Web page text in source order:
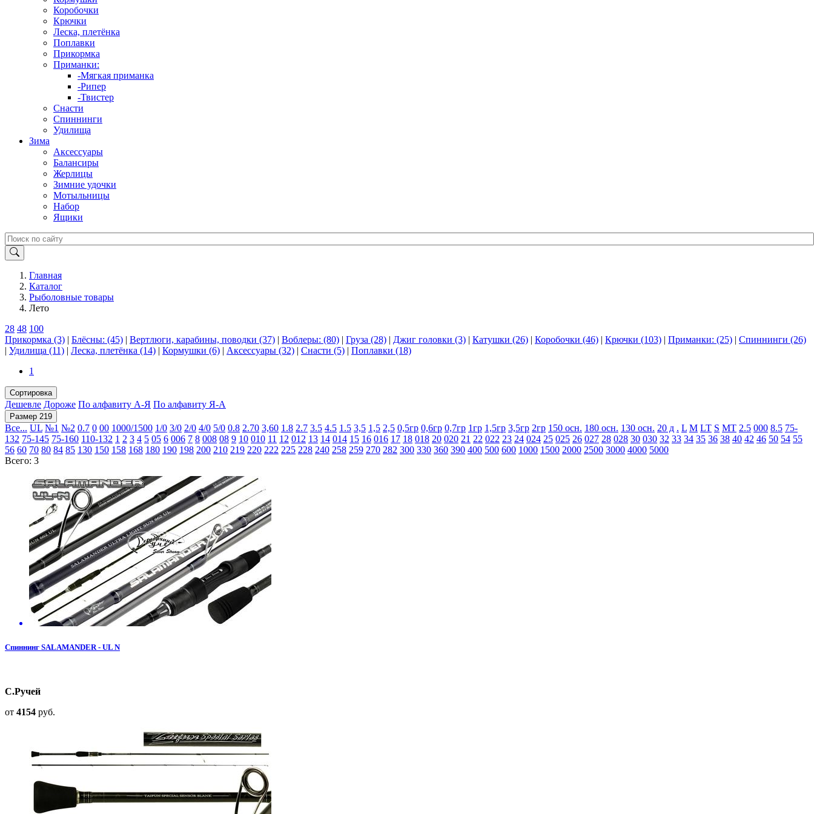
Коробочки
Крючки
Леска, плетёнка
Поплавки
Прикормка
Приманки:
-Мягкая приманка
-Рипер
-Твистер
Снасти
Спиннинги
Удилища
Зима
Аксессуары
Балансиры
Жерлицы
Зимние удочки
Мотыльницы
Набор
Ящики
Главная
Каталог
Рыболовные товары
Лето
28 48 100
Прикормка (3) | Блёсны: (45) | Вертлюги, карабины, поводки (37) | Воблеры: (80) | Груза (28) | Джиг головки (3) | Катушки (26) | Коробочки (46) | Крючки (103) | Приманки: (25) | Спиннинги (26)
| Удилища (11) | Леска, плетёнка (14) | Кормушки (6) | Аксессуары (32) | Снасти (5) | Поплавки (18)
1
Сортировка
Дешевле Дороже По алфавиту А-Я По алфавиту Я-А
Размер 219
Все... UL №1 №2 0.7 0 00 1000/1500 1/0 3/0 2/0 4/0 5/0 0.8 2.70 3,60 1.8 2.7 3.5 4.5 1.5 3,5 1,5 2,5 0,5гр 0,6гр 0,7гр 1гр 1,5гр 3,5гр 2гр 150 осн. 180 осн. 130 осн. 20 д . L M LT S MT 2.5 000 8.5 75-
132 75-145 75-160 110-132 1 2 3 4 5 05 6 006 7 8 008 08 9 10 010 11 12 012 13 14 014 15 16 016 17 18 018 20 020 21 22 022 23 24 024 25 025 26 027 28 028 30 030 32 33 34 35 36 38 40 42 46 50 54 55
56 60 70 80 84 85 130 150 158 168 180 190 198 200 210 219 220 222 225 228 240 258 259 270 282 300 330 360 390 400 500 600 1000 1500 2000 2500 3000 4000 5000
Всего: 3
Спиннинг SALAMANDER - UL N
С.Ручей
от 4154 руб.